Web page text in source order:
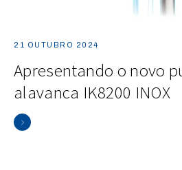
21 OUTUBRO 2024
Apresentando o novo
alavanca IK8200 INOX